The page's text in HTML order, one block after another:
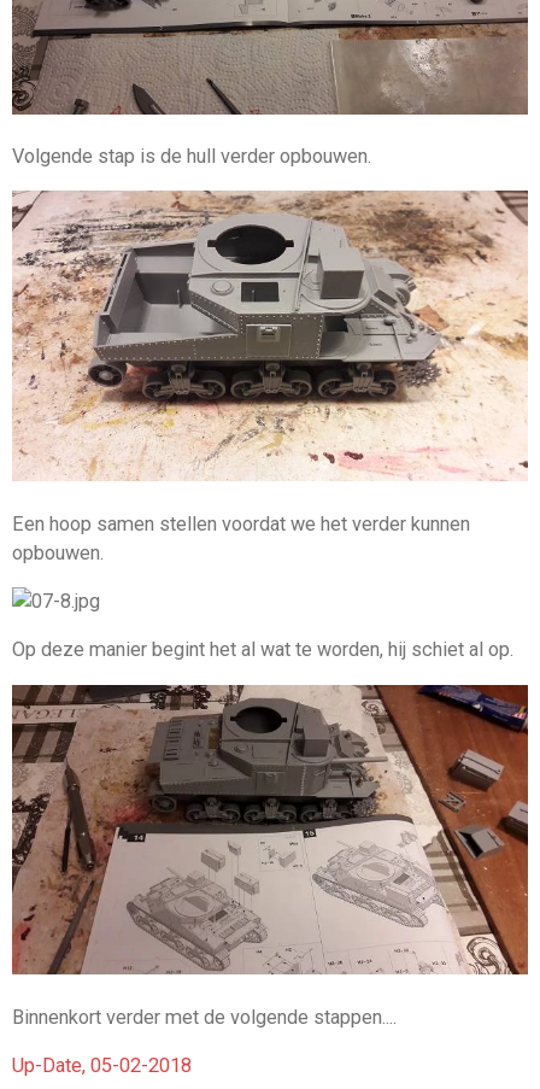
Volgende stap is de hull verder opbouwen.
Een hoop samen stellen voordat we het verder kunnen
opbouwen.
Op deze manier begint het al wat te worden, hij schiet al op.
Binnenkort verder met de volgende stappen....
Up-Date, 05-02-2018